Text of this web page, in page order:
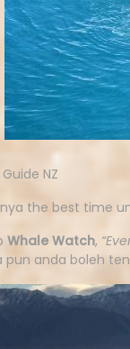
NZ
the best time
Whale Watch,
anda boleh